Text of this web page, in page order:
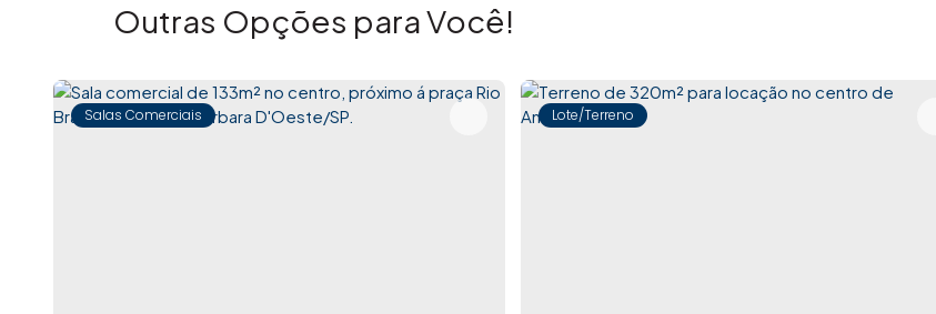
Outras Opções para Você!
Salas Comerciais Lote/Terreno